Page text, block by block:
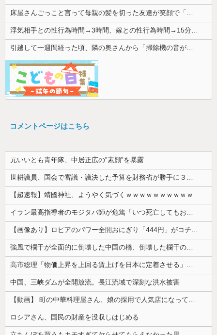
コメントページはこちら
元いいとも青年隊、中居正広の”素顔”を暴露
世耕議員、国会で審議・議決した予算を財務省が勝手に３兆円動かしていると指摘・問題視
【超速報】靖國神社、ようやく気づくｗｗｗｗｗｗｗｗｗｗ
イラン最高指導者のモジタバ師が危篤「いつ死亡してもおかしくない」…イラン大統領「意思疎通はかなり難しい」！
【画像あり】ロピアのパワー全開おにぎり「444円」がコチラｗｗｗｗｗ
強風で欄干が全面的に倒壊した中国の橋、倒壊した欄干の破片を調べると凄まじい事実が発覚して……
高市総理「物価上昇を上回る賃上げを日本に定着させる」⇒ 国家公務員月給3.51％増へ
中国、三峡ダムが全開放流。長江流域で深刻な洪水被害
【動画】 町の中華料理屋さん、娘の採用で人気店になってしまう
ロシアさん、国民の財産を没収しはじめる